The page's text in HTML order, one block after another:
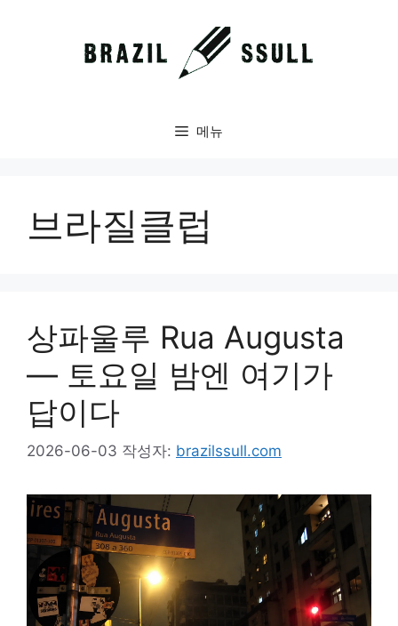
메뉴
브라질클럽
상파울루 Rua Augusta
— 토요일 밤엔 여기가
답이다
2026-06-03 작성자: brazilssull.com